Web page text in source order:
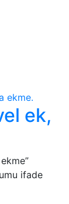
ek,
ifade